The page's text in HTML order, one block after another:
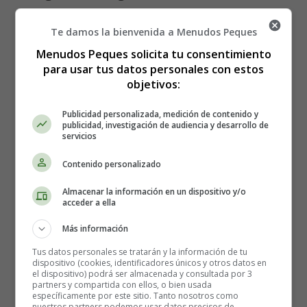
2 huevos 🥚
10 gramos de mantequilla 🧈
150 gramos de queso cheddar, en rodajas 🧀
Sal y pimienta al gusto 🧂🌶️
Una pizca de nuez moscada 🌰
Pan crujiente (opcional) 🍞
¡Vamos a comenzar!
Paso 1: Precalienta el horno a 220°C. Esto asegurará que
tus huevos gratinados se cocinen de manera uniforme y
adquieran un delicioso dorado en la parte superior. 🔥
Paso 2: En una sartén, derrite la mantequilla a fuego
medio. Una vez derretida, agrega las espinacas frescas y
saltéalas hasta que se marchiten. Las espinacas agregarán
Te damos la bienvenida a Menudos Peques
Menudos Peques solicita tu consentimiento
para usar tus datos personales con estos
objetivos:
Publicidad personalizada, medición de contenido y
publicidad, investigación de audiencia y desarrollo de
servicios
Contenido personalizado
Almacenar la información en un dispositivo y/o
acceder a ella
Más información
Tus datos personales se tratarán y la información de tu
dispositivo (cookies, identificadores únicos y otros datos en
el dispositivo) podrá ser almacenada y consultada por 3
partners y compartida con ellos, o bien usada
específicamente por este sitio. Tanto nosotros como